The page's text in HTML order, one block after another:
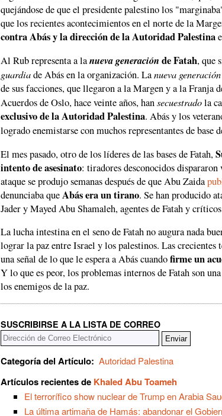
quejándose de que el presidente palestino los
que los recientes acontecimientos en el norte de la
contra Abás y la dirección de la Autoridad Palestina
Al Rub representa a lanueva generación de Fatah, que
guardiade Abás en la organización. Lanueva generación
de sus facciones, que llegaron a la Margen y a la Franja
Acuerdos de Oslo, hace veinte años, hansecuestradola
exclusivo de la Autoridad Palestina. Abás y los
logrado enemistarse con muchos representantes de base
El mes pasado, otro de los líderes de las bases de Fatah,
intento de asesinato: tiradores desconocidos dispararon
ataque se produjo semanas después de que Abu Zaida
denunciaba queAbás era un tirano. Se han producido
Jader y Mayed Abu Shamaleh, agentes de Fatah y
La lucha intestina en el seno de Fatah no augura nada
lograr la paz entre Israel y los palestinos. Las crecientes
una señal de lo que le espera a Abás cuandofirme un
Y lo que es peor, los problemas internos de Fatah son una
los enemigos de la paz.
SUSCRIBIRSE A LA LISTA DE CORREO
Categoría del Artículo: Autoridad Palestina
Artículos recientes de Khaled Abu Toameh
El terrorífico show nuclear de Trump en Arabia
La última artimaña de Hamás: abandonar el